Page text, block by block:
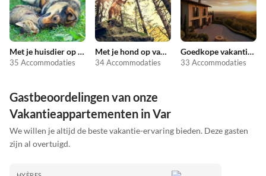
Met je huisdier op vakantie
35 Accommodaties
Met je hond op vakantie
34 Accommodaties
Goedkope vakantieappartementen
33 Accommodaties
Gastbeoordelingen van onze
Vakantieappartementen in Var
We willen je altijd de beste vakantie-ervaring bieden. Deze gasten
zijn al overtuigd.